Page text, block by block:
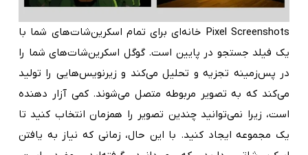
Pixel Screenshots خانه‌ای برای تمام اسکرین‌شات‌های شما با
یک فیلد جستجو در پایین است. گوگل اسکرین‌شات‌های شما را
در پس‌زمینه تجزیه و تحلیل می‌کند و زیرنویس‌هایی را تولید
می‌کند که به تصویر مربوطه متصل می‌شوند. کمی آزار دهنده
است، زیرا نمی‌توانید چندین تصویر را همزمان انتخاب کنید تا
یک مجموعه ایجاد کنید. با این حال، زمانی که نیاز به یافتن